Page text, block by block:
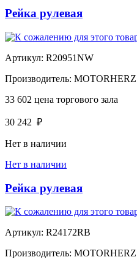
Рейка рулевая
Артикул: R20951NW
Производитель:
33 602 цена торгового зала
30 242 ₽
Нет в наличии
Нет в наличии
Рейка рулевая
Артикул: R24172RB
Производитель: